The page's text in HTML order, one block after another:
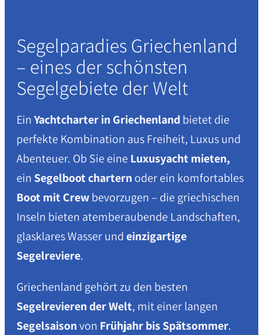
Segelparadies Griechenland
– eines der schönsten
Segelgebiete der Welt
EinYachtcharter in Griechenland bietet die
perfekte Kombination aus Freiheit, Luxus und
Abenteuer. Ob Sie eine Luxusyacht mieten,
ein Segelboot chartern oder ein komfortables
Boot mit Crewbevorzugen – die griechischen
Inseln bieten atemberaubende Landschaften,
glasklares Wasser undeinzigartige
Segelreviere.
Griechenland gehört zu den besten
Segelrevieren der Welt, mit einer langen
Segelsaisonvon Frühjahr bis Spätsommer.